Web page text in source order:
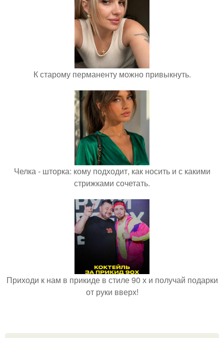
К старому перманенту можно привыкнуть.
Челка - шторка: кому подходит, как носить и с какими
стрижками сочетать.
Приходи к нам в прикиде в стиле 90 х и получай подарки
от руки вверх!